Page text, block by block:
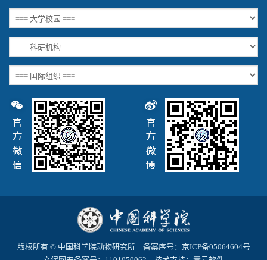
版权所有 © 中国科学院动物研究所 备案序号：京ICP备05064604号